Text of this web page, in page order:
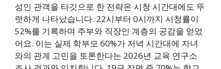
성인 관객을 타깃으로 한 전략은 시청 시간대에도 뚜
렷하게 나타났습니다. 22시부터 0시까지 시청률이
52%를 기록하며 주부와 직장인 계층의 공감을 얻었
어요. 이는 실제 학부모 60%가 저녁 시간대에 자녀
와의 관계 고민을 토론한다는 2026년 교육 연구소